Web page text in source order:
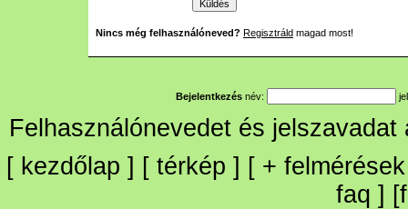
Nincs még felhasználóneved? Regisztráld magad most!
Bejelentkezés név:
Felhasználónevedet és
[ kezdőlap ] [ térkép ] [ + felmérések
faq ] [